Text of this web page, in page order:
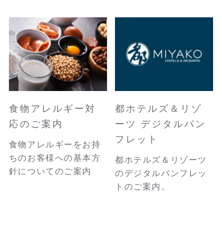
食物アレルギー対
応のご案内
食物アレルギーをお持
ちのお客様への基本方
針についてのご案内
都ホテルズ＆リゾ
ーツ デジタルパン
フレット
都ホテルズ＆リゾーツ
のデジタルパンフレッ
トのご案内。